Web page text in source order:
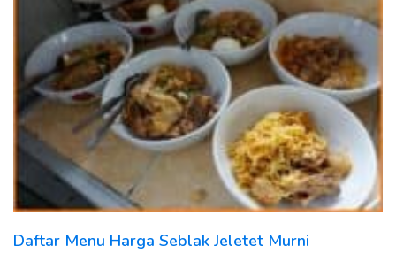
Daftar Menu Harga Seblak Jeletet Murni